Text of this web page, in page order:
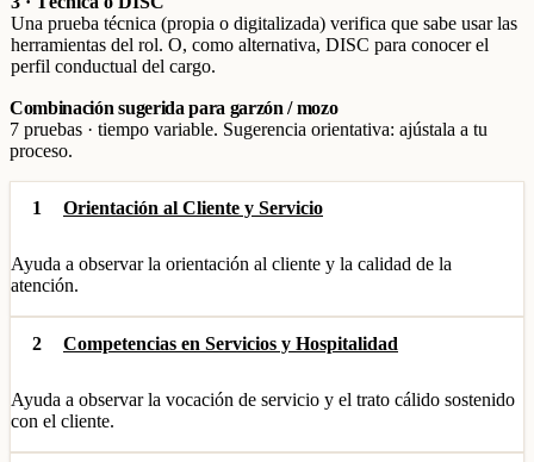
Una prueba técnica (propia o digitalizada) verifica que sabe usar las
herramientas del rol. O, como alternativa, DISC para conocer el
perfil conductual del cargo.
Combinación sugerida para garzón / mozo
7 pruebas · tiempo variable. Sugerencia orientativa: ajústala a tu
proceso.
1 Orientación al Cliente y Servicio
Ayuda a observar la orientación al cliente y la calidad de la
atención.
2 Competencias en Servicios y Hospitalidad
Ayuda a observar la vocación de servicio y el trato cálido sostenido
con el cliente.